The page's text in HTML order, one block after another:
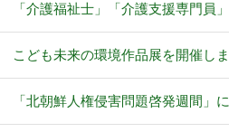
「介護福祉士」「介護支援専門員
こども未来の環境作品展を開催しま
「北朝鮮人権侵害問題啓発週間」